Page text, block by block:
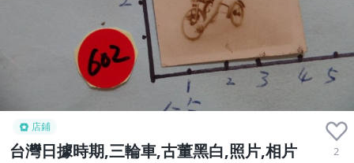
店鋪
台灣日據時期,三輪車,古董黑白,照片,相片 2